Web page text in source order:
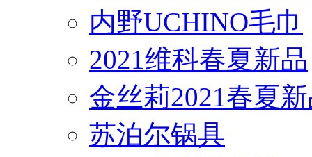
内野UCHINO毛巾
2021维科春夏新品
金丝莉2021春夏
苏泊尔锅具